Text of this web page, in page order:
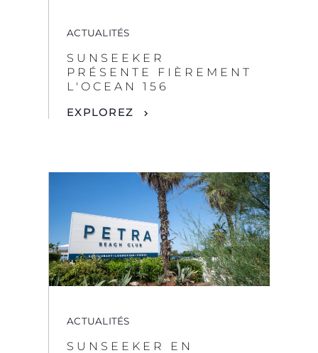
ACTUALITÉS
SUNSEEKER EN
PARTENARIAT AVEC LE
BEACH CLUB LE PLUS
EN VOGUE DE
EXPLOREZ